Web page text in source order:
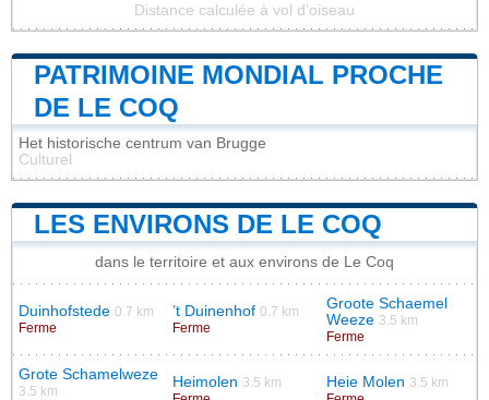
Distance calculée à vol d'oiseau
PATRIMOINE MONDIAL PROCHE
DE LE COQ
Het historische centrum van Brugge
Culturel
LES ENVIRONS DE LE COQ
dans le territoire et aux environs de Le Coq
Duinhofstede 0.7 km
Ferme
’t Duinenhof 0.7 km
Ferme
Groote Schaemel
Weeze 3.5 km
Ferme
Grote Schamelweze
3.5 km
Heimolen 3.5 km
Heie Molen 3.5 km